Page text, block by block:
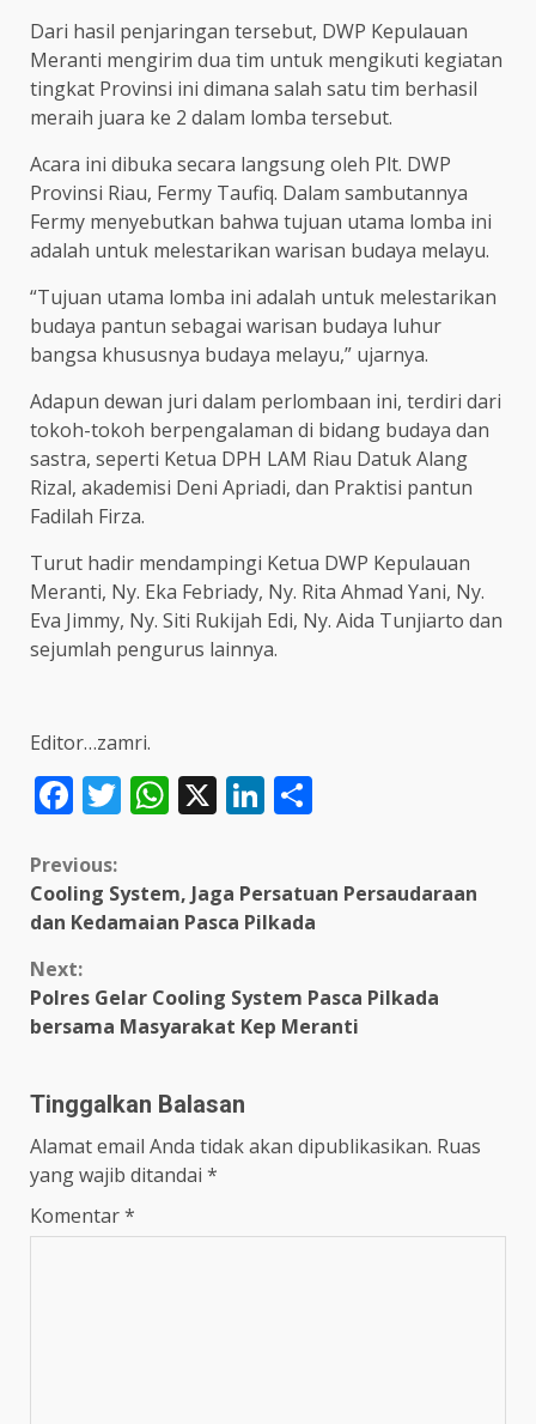
Dari hasil penjaringan tersebut, DWP Kepulauan
Meranti mengirim dua tim untuk mengikuti kegiatan
tingkat Provinsi ini dimana salah satu tim berhasil
meraih juara ke 2 dalam lomba tersebut.
Acara ini dibuka secara langsung oleh Plt. DWP
Provinsi Riau, Fermy Taufiq. Dalam sambutannya
Fermy menyebutkan bahwa tujuan utama lomba ini
adalah untuk melestarikan warisan budaya melayu.
“Tujuan utama lomba ini adalah untuk melestarikan
budaya pantun sebagai warisan budaya luhur
bangsa khususnya budaya melayu,” ujarnya.
Adapun dewan juri dalam perlombaan ini, terdiri dari
tokoh-tokoh berpengalaman di bidang budaya dan
sastra, seperti Ketua DPH LAM Riau Datuk Alang
Rizal, akademisi Deni Apriadi, dan Praktisi pantun
Fadilah Firza.
Turut hadir mendampingi Ketua DWP Kepulauan
Meranti, Ny. Eka Febriady, Ny. Rita Ahmad Yani, Ny.
Eva Jimmy, Ny. Siti Rukijah Edi, Ny. Aida Tunjiarto dan
sejumlah pengurus lainnya.
Editor…zamri.
Facebook
Twitter
WhatsApp
X LinkedIn
Continue
Reading
Previous:
Cooling System, Jaga Persatuan Persaudaraan
dan Kedamaian Pasca Pilkada
Next:
Polres Gelar Cooling System Pasca Pilkada
bersama Masyarakat Kep Meranti
Tinggalkan Balasan
Alamat email Anda tidak akan dipublikasikan. Ruas
yang wajib ditandai *
Komentar*